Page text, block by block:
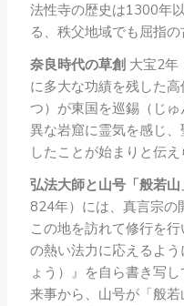
法性寺の歴史は1300年
る、秩父地域でも屈指の
奈良時代の草創 大宝2年
に多大な功績を残した
つ）が東国を巡錫（じ
異な岩窟に霊気を感じ
したことが始まりと伝え
弘法大師と山号「般若
824年）には、真言宗の
この地を訪れて修行を
の熱い法力に応えるよ
ょう）』を自ら書き写
来事から、山号が「般